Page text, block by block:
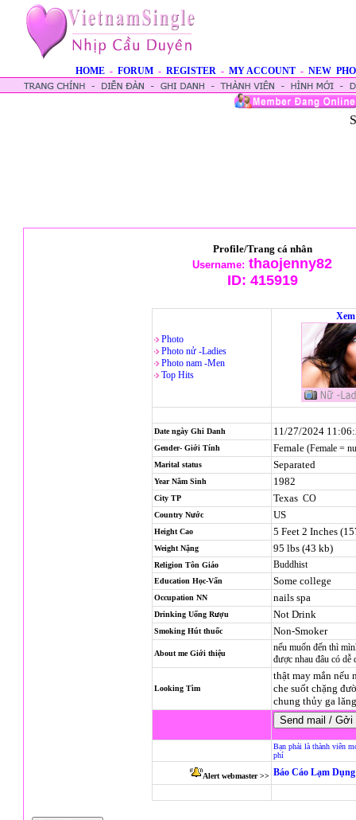
HOME - FORUM - REGISTER - MY ACCOUNT - NEW
Profile/Trang cá nhân
Username: thaojenny82
ID: 415919
Photo
Photo nử -Ladies
Photo nam -Men
Top Hits
Date ngày Ghi Danh 11/27/2024
Gender- Giới Tính Female (Female =
Marital status Separated
Year Năm Sinh 1982
City TP Texas CO
Country Nước US
Height Cao 5 Feet 2 Inches
Weight Nặng 95 lbs (43 kb)
Religion Tôn Giáo Buddhist
Education Học-Vấn Some college
Occupation NN nails spa
Drinking Uống Rượu Not Drink
Smoking Hút thuốc Non-Smoker
About me Giới thiệu
nếu muốn đến thì
được nhau đâu có dễ
Looking Tìm
thật may mắn nếu
che suốt chặng
chung thủy ga
Bạn phải là thành viên
phí
Alert webmaster >> Báo Cáo Lạm